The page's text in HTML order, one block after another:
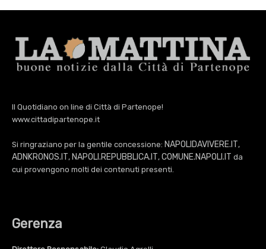
Il Quotidiano on line di Città di Partenope!
www.cittadipartenope.it
Si ringraziano per la gentile concessione: NAPOLIDAVIVERE.IT,
ADNKRONOS.IT, NAPOLI.REPUBBLICA.IT, COMUNE.NAPOLI.IT da
cui provengono molti dei contenuti presenti.
Gerenza